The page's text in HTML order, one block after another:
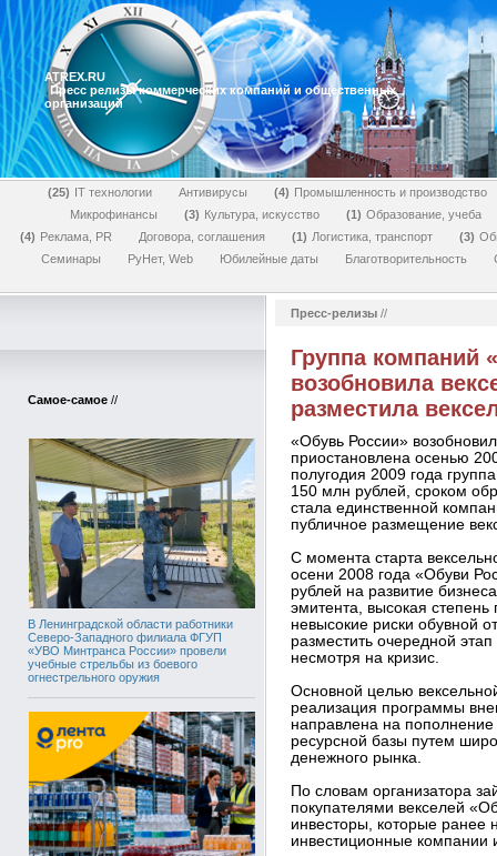
ATREX.RU
Пресс релизы коммерческих компаний и общественных
организаций
25 IT технологии Антивирусы 4
Промышленность и производство
Микрофинансы
3 Культура, искусство 1
Образование, учеба
4
Реклама, PR Договора, соглашения 1 Логистика, транспорт 3
Семинары
РуНет, Web Юбилейные даты Благотворительность
Самое-самое //
В Ленинградской области работники
Северо-Западного филиала ФГУП
«УВО Минтранса России» провели
учебные стрельбы из боевого
огнестрельного оружия
Пресс-релизы //
Группа компаний
возобновила
разместила
«Обувь России»
приостановлена осенью
полугодия 2009 года
150 млн рублей, сроком
стала единственной
публичное размещение
С момента старта
осени 2008 года «Обуви
рублей на развитие
эмитента, высокая степень
невысокие риски обувной
разместить очередной
несмотря на кризис.
Основной целью
реализация программы
направлена на
ресурсной базы путем
денежного рынка.
По словам организатора
покупателями векселей
инвесторы, которые ранее
инвестиционные компании